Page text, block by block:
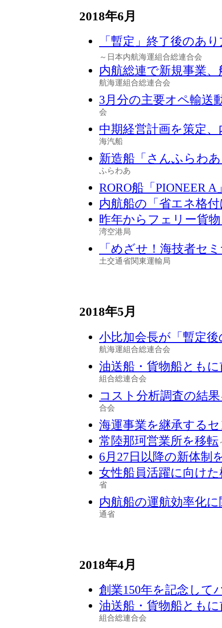
2018年6月
「暫定」終了後のあ
～日本内航海運組合総連合会
内航総連で新規事業
航海運組合総連合会
3月分の主要オペ輸送
会
中期経営計画を策定
海汽船
新造船「さんふらわ
ふらわあ
RORO船「PIONEER
内航船の「省エネ格
昨年からフェリー貨
湾空港局
「めざせ！海技者セ
土交通省関東運輸局
2018年5月
小比加会長が「暫定
航海運組合総連合会
油送船・貨物船とも
組合総連合会
コスト分析調査の結
合会
海運事業を継承する
常陸那珂営業所を移転
6月27日以降の新体制
女性船員活躍に向け
省
内航船の運航効率化
通省
2018年4月
創業150年を記念して
油送船・貨物船とも
組合総連合会